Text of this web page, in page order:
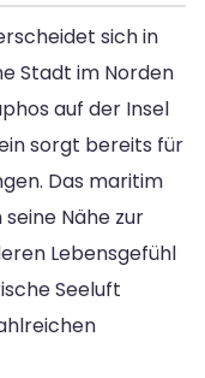
sich in
Stadt im Norden
auf der Insel
sorgt bereits für
Das maritim
Nähe zur
Lebensgefühl
Seeluft